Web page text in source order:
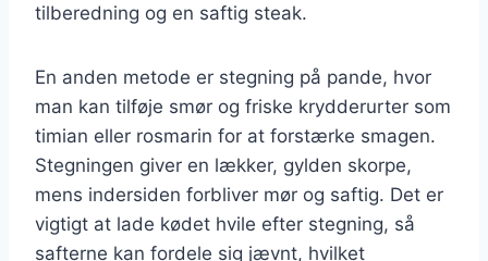
tilberedning og en saftig steak.
En anden metode er stegning på pande, hvor
man kan tilføje smør og friske krydderurter som
timian eller rosmarin for at forstærke smagen.
Stegningen giver en lækker, gylden skorpe,
mens indersiden forbliver mør og saftig. Det er
vigtigt at lade kødet hvile efter stegning, så
safterne kan fordele sig jævnt, hvilket